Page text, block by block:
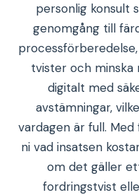
personlig konsult
genomgång till
tvister och minska
digitalt med
avstämningar,
vardagen är full.
ni vad insatsen
om det gäller
fordringstvist